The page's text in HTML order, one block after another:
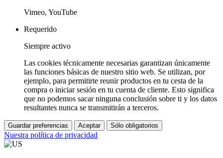
Vimeo, YouTube
Requerido
Siempre activo
Las cookies técnicamente necesarias garantizan únicamente
las funciones básicas de nuestro sitio web. Se utilizan, por
ejemplo, para permitirte reunir productos en tu cesta de la
compra o iniciar sesión en tu cuenta de cliente. Esto significa
que no podemos sacar ninguna conclusión sobre ti y los datos
resultantes nunca se transmitirán a terceros.
Guardar preferencias Aceptar Sólo obligatorios
Nuestra política de privacidad